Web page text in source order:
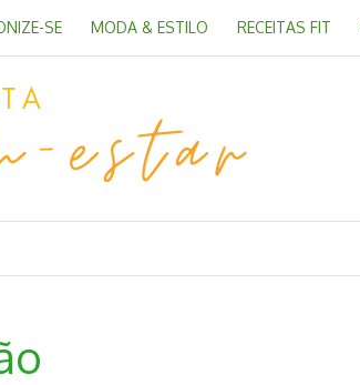
SE MODA & ESTILO RECEITAS FIT